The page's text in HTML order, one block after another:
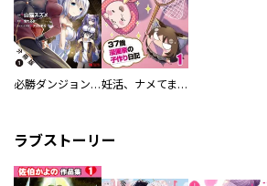
必勝ダンジョン運営方法（コミック） 分冊版 妊活、ナメてました。～３７歳漫画家の子作り日記
ラブストーリー